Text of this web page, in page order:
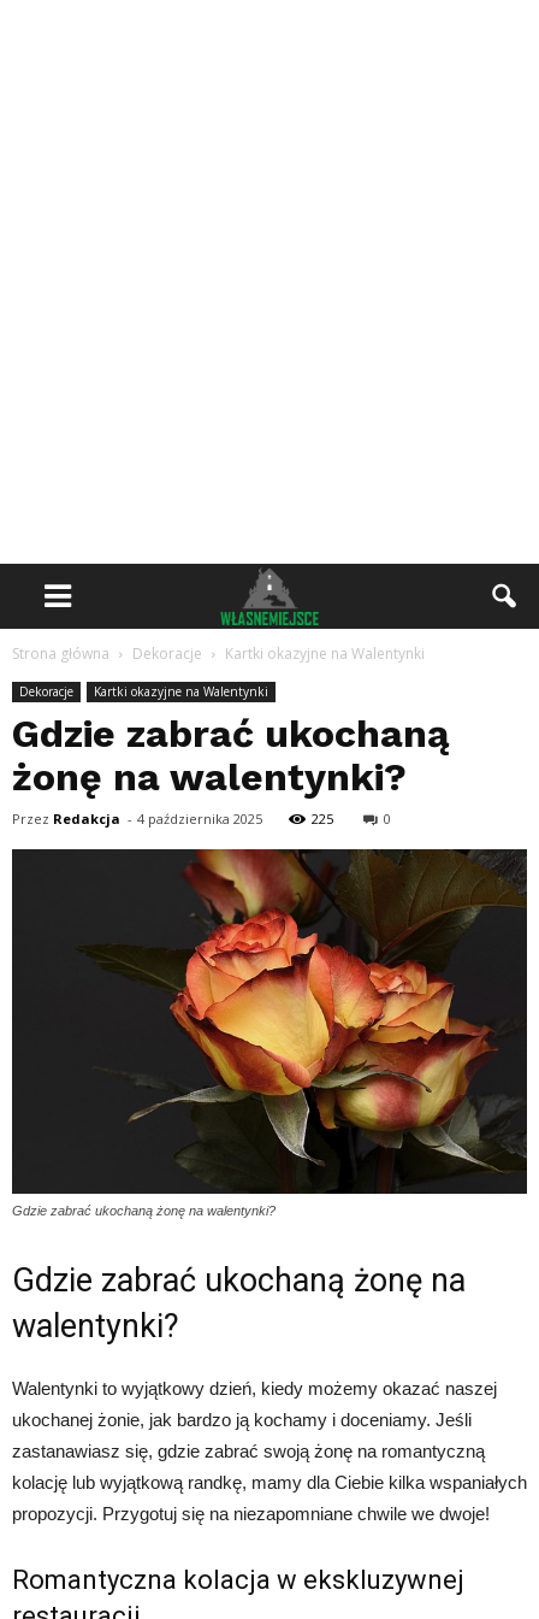
Strona główna Dekoracje Kartki okazyjne na Walentynki
Dekoracje Kartki okazyjne na Walentynki
Gdzie zabrać ukochaną
żonę na walentynki?
Przez Redakcja - 4 października 2025 225 0
Gdzie zabrać ukochaną żonę na walentynki?
Gdzie zabrać ukochaną żonę na
walentynki?
Walentynki to wyjątkowy dzień, kiedy możemy okazać naszej
ukochanej żonie, jak bardzo ją kochamy i doceniamy. Jeśli
zastanawiasz się, gdzie zabrać swoją żonę na romantyczną
kolację lub wyjątkową randkę, mamy dla Ciebie kilka wspaniałych
propozycji. Przygotuj się na niezapomniane chwile we dwoje!
Romantyczna kolacja w ekskluzywnej